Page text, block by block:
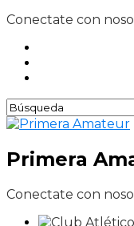
Conectate con
Primera
Conectate con